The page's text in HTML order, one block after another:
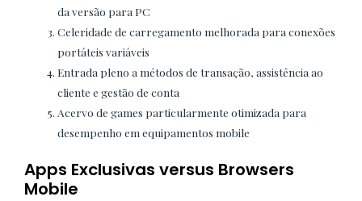
da versão para PC
Celeridade de carregamento melhorada para conexões
portáteis variáveis
Entrada pleno a métodos de transação, assistência ao
cliente e gestão de conta
Acervo de games particularmente otimizada para
desempenho em equipamentos mobile
Apps Exclusivas versus Browsers
Mobile